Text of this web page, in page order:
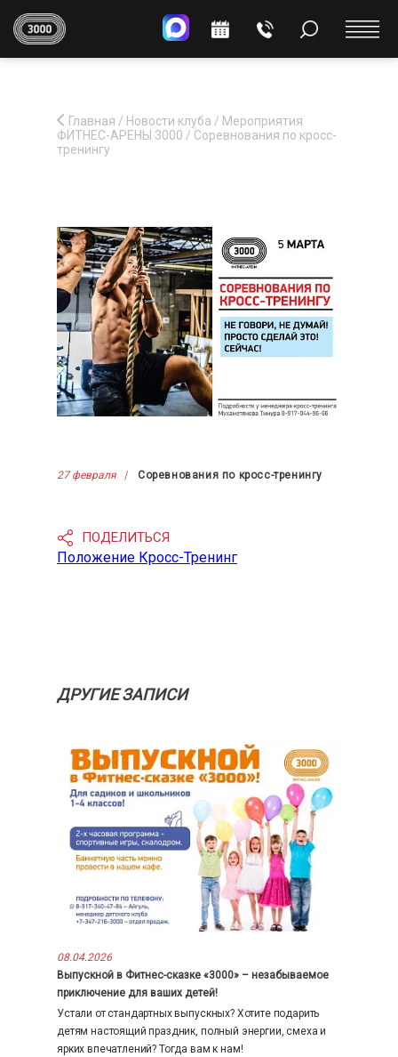
Главная / Новости клуба / Мероприятия
ФИТНЕС-АРЕНЫ 3000 / Соревнования по кросс-
тренингу
27 февраля Соревнования по кросс-тренингу
ПОДЕЛИТЬСЯ
Положение Кросс-Тренинг
ДРУГИЕ ЗАПИСИ
08.04.2026
Выпускной в Фитнес-сказке «3000» – незабываемое
приключение для ваших детей!
Устали от стандартных выпускных? Хотите подарить
детям настоящий праздник, полный энергии, смеха и
ярких впечатлений? Тогда вам к нам!